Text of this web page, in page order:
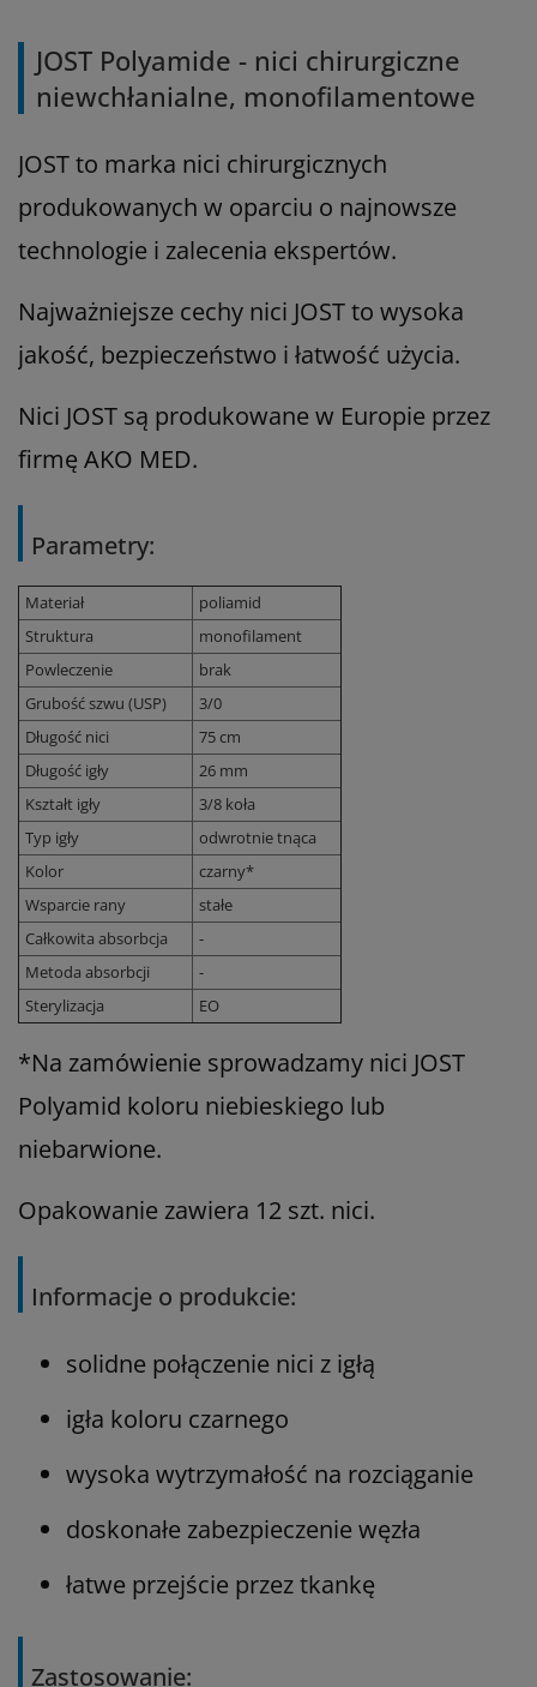
JOST Polyamide - nici chirurgiczne
niewchłanialne, monofilamentowe
JOST to marka nici chirurgicznych
produkowanych w oparciu o najnowsze
technologie i zalecenia ekspertów.
Najważniejsze cechy nici JOST to wysoka
jakość, bezpieczeństwo i łatwość użycia.
Nici JOST są produkowane w Europie przez
firmę AKO MED.
Parametry:
Materiał
poliamid
Struktura
monofilament
Powleczenie
brak
Grubość szwu (USP)
3/0
Długość nici
75 cm
Długość igły
26 mm
Kształt igły
3/8 koła
Typ igły
odwrotnie tnąca
Kolor
czarny*
Wsparcie rany
stałe
Całkowita absorbcja
-
Metoda absorbcji
-
Sterylizacja
EO
*Na zamówienie sprowadzamy nici JOST
Polyamid koloru niebieskiego lub
niebarwione.
Opakowanie zawiera 12 szt. nici.
Informacje o produkcie:
solidne połączenie nici z igłą
igła koloru czarnego
wysoka wytrzymałość na rozciąganie
doskonałe zabezpieczenie węzła
łatwe przejście przez tkankę
Zastosowanie: